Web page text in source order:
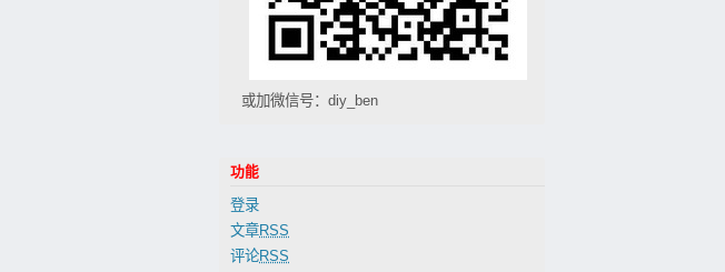
或加微信号：diy_ben
功能
登录
文章RSS
评论RSS